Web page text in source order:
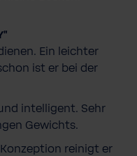
Ein leichter
ist er bei der
intelligent. Sehr
Gewichts.
reinigt er